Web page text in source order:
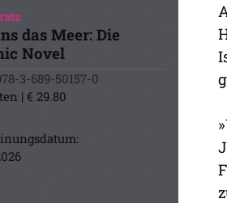
das Meer: Die
Novel
3-689-50157-0
| € 29.80